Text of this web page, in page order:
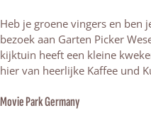
Heb je groene vingers en ben
bezoek aan Garten Picker
kijktuin heeft een kleine
hier van heerlijke Kaffee und
Movie Park Germany